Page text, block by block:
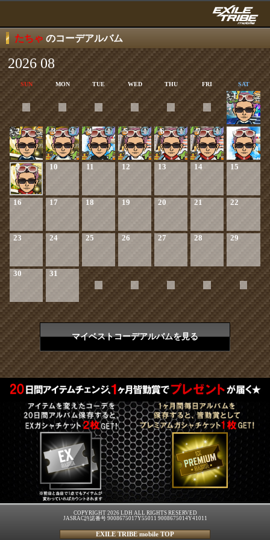
たちゃ のコーデアルバム
2026 08
SUN MON TUE WED THU FRI SAT
1
2 3 4 5 6 7 8
9 10 11 12 13 14 15
16 17 18 19 20 21 22
23 24 25 26 27 28 29
30 31
マイベストコーデアルバムを見る
COPYRIGHT 2026 LDH ALL RIGHTS RESERVED
JASRAC許諾番号 9008675017Y55011 9008675014Y41011
EXILE TRIBE mobile TOP